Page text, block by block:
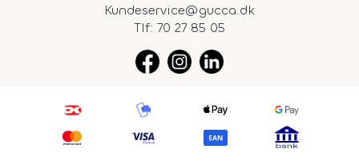
Kundeservice@gucca.dk
Tlf: 70 27 85 05